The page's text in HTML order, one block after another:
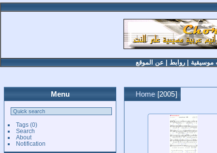
موسيقية |روابط عن الموقع
Menu
Tags(0)
Search
About
Notification
Home 2005